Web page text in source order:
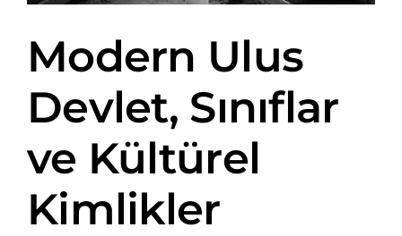
Modern Ulus
Devlet, Sınıflar
ve Kültürel
Kimlikler